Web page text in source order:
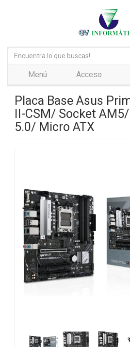
Menú Acceso
Placa Base Asus
II-CSM/ Socket
5.0/ Micro ATX